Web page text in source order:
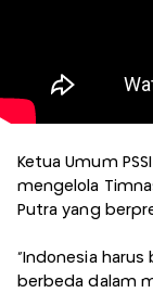
Ketua Umum
mengelola
Putra yang
"Indonesia harus
berbeda dalam